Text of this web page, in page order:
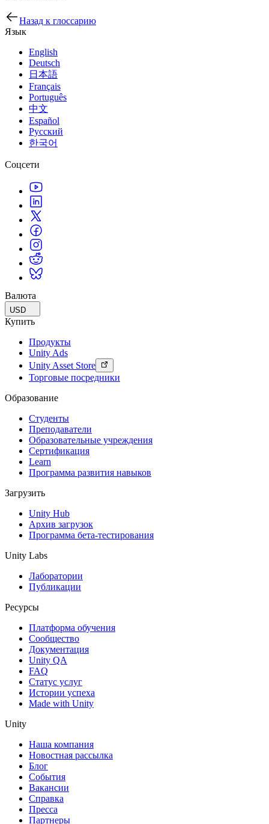
Назад к глоссарию
Язык
English
Deutsch
日本語
Français
Português
中文
Español
Русский
한국어
Соцсети
Валюта
USD
Купить
Продукты
Unity Ads
Unity Asset Store
Торговые посредники
Образование
Студенты
Преподаватели
Образовательные учреждения
Сертификация
Learn
Программа развития навыков
Загрузить
Unity Hub
Архив загрузок
Программа бета-тестирования
Unity Labs
Лаборатории
Публикации
Ресурсы
Платформа обучения
Сообщество
Документация
Unity QA
FAQ
Статус услуг
Истории успеха
Made with Unity
Unity
Наша компания
Новостная рассылка
Блог
События
Вакансии
Справка
Пресса
Партнеры